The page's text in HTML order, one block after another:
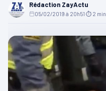
Rédaction ZayActu
05/02/2019 à 20h51 ⏱ 2 min